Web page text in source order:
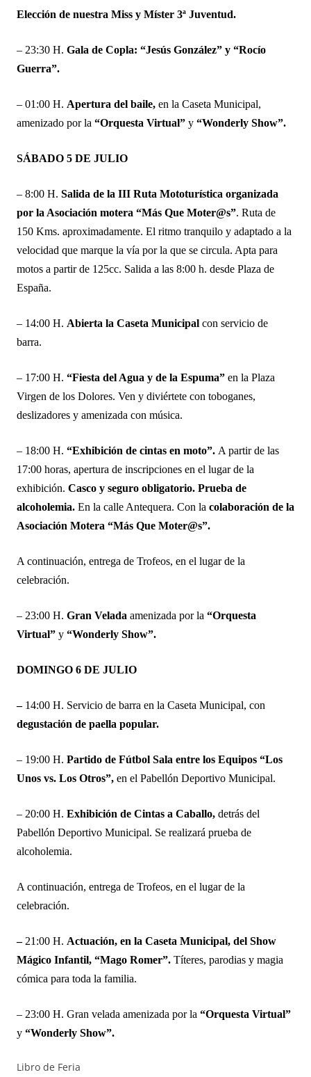
Elección de nuestra Miss y Míster 3ª Juventud.
– 23:30 H. Gala de Copla: “Jesús González” y “Rocío
Guerra”.
– 01:00 H. Apertura del baile, en la Caseta Municipal,
amenizado por la “Orquesta Virtual” y “Wonderly Show”.
SÁBADO 5 DE JULIO
– 8:00 H. Salida de la III Ruta Mototurística organizada
por la Asociación motera “Más Que Moter@s”. Ruta de
150 Kms. aproximadamente. El ritmo tranquilo y adaptado a la
velocidad que marque la vía por la que se circula. Apta para
motos a partir de 125cc. Salida a las 8:00 h. desde Plaza de
España.
– 14:00 H. Abierta la Caseta Municipal con servicio de
barra.
– 17:00 H. “Fiesta del Agua y de la Espuma” en la Plaza
Virgen de los Dolores. Ven y diviértete con toboganes,
deslizadores y amenizada con música.
– 18:00 H. “Exhibición de cintas en moto”. A partir de las
17:00 horas, apertura de inscripciones en el lugar de la
exhibición. Casco y seguro obligatorio. Prueba de
alcoholemia. En la calle Antequera. Con la colaboración de la
Asociación Motera “Más Que Moter@s”.
A continuación, entrega de Trofeos, en el lugar de la
celebración.
– 23:00 H. Gran Velada amenizada por la “Orquesta
Virtual” y “Wonderly Show”.
DOMINGO 6 DE JULIO
– 14:00 H. Servicio de barra en la Caseta Municipal, con
degustación de paella popular.
– 19:00 H. Partido de Fútbol Sala entre los Equipos “Los
Unos vs. Los Otros”, en el Pabellón Deportivo Municipal.
– 20:00 H. Exhibición de Cintas a Caballo, detrás del
Pabellón Deportivo Municipal. Se realizará prueba de
alcoholemia.
A continuación, entrega de Trofeos, en el lugar de la
celebración.
– 21:00 H. Actuación, en la Caseta Municipal, del Show
Mágico Infantil, “Mago Romer”. Títeres, parodias y magia
cómica para toda la familia.
– 23:00 H. Gran velada amenizada por la “Orquesta Virtual”
y “Wonderly Show”.
Libro de Feria